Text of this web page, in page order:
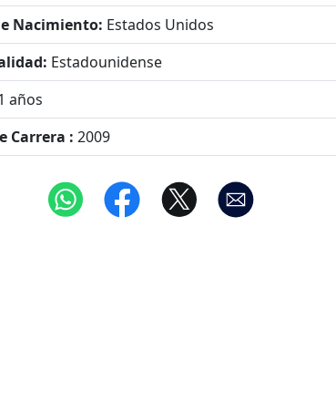
Nacimiento: Estados Unidos
Estadounidense
años
Carrera : 2009